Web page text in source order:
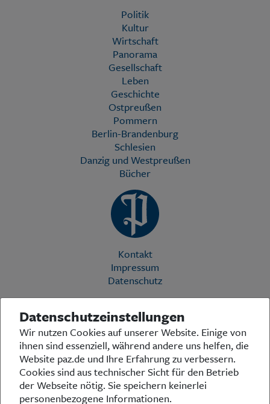
Politik
Kultur
Wirtschaft
Panorama
Gesellschaft
Leben
Geschichte
Ostpreußen
Pommern
Berlin-Brandenburg
Schlesien
Danzig und Westpreußen
Bücher
Kontakt
Impressum
Datenschutz
Die Preußische Allgemeine Zeitung (PAZ) ist eine einzigartige Stimme
in der deutschen Medienlandschaft. Woche für Woche berichtet sie
über das aktuelle Zeitgeschehen in Politik, Kultur und Wirtschaft und
bezieht zu den grundlegenden Entwicklungen unserer Gesellschaft
Stellung. In ihrer Arbeit fühlt sich die Redaktion dem traditionellen
preußischen Wertekanon verpflichtet: Das alte Preußen stand und
steht für religiöse und weltanschauliche Toleranz, für Heimatliebe
Datenschutzeinstellungen
Wir nutzen Cookies auf unserer Website. Einige von
ihnen sind essenziell, während andere uns helfen, die
Website paz.de und Ihre Erfahrung zu verbessern.
Cookies sind aus technischer Sicht für den Betrieb
der Webseite nötig. Sie speichern keinerlei
personenbezogene Informationen.